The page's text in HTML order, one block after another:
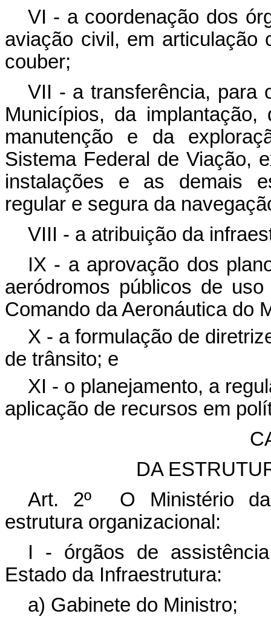
VI - a coordenação dos
aviação civil, em articulação
couber;
VII - a transferência, para
Municípios, da
manutenção e da
Sistema Federal de Viação,
instalações e as demais
regular e segura da
VIII - a atribuição da
IX - a aprovação dos
aeródromos públicos de
Comando da Aeronáutica do
X - a formulação de
de trânsito; e
XI - o planejamento, a
aplicação de recursos em
DA
Art. 2º O Ministério da
estrutura organizacional:
I - órgãos de
Estado da Infraestrutura:
a) Gabinete do Ministro;